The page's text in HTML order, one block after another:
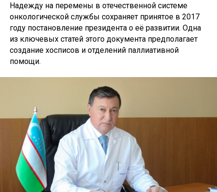
Надежду на перемены в отечественной системе
онкологической службы сохраняет принятое в 2017
году постановление президента о её развитии. Одна
из ключевых статей этого документа предполагает
создание хосписов и отделений паллиативной
помощи.